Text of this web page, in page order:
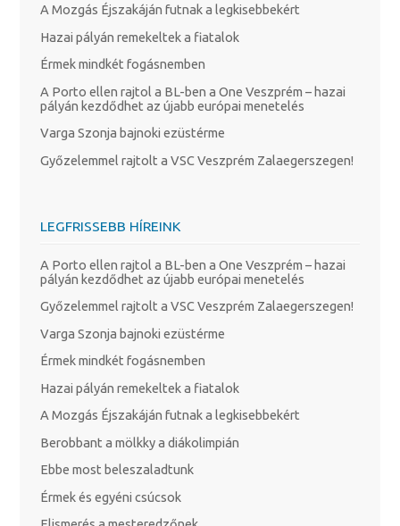
A Mozgás Éjszakáján futnak a legkisebbekért
Hazai pályán remekeltek a fiatalok
Érmek mindkét fogásnemben
A Porto ellen rajtol a BL-ben a One Veszprém – hazai
pályán kezdődhet az újabb európai menetelés
Varga Szonja bajnoki ezüstérme
Győzelemmel rajtolt a VSC Veszprém Zalaegerszegen!
LEGFRISSEBB HÍREINK
A Porto ellen rajtol a BL-ben a One Veszprém – hazai
pályán kezdődhet az újabb európai menetelés
Győzelemmel rajtolt a VSC Veszprém Zalaegerszegen!
Varga Szonja bajnoki ezüstérme
Érmek mindkét fogásnemben
Hazai pályán remekeltek a fiatalok
A Mozgás Éjszakáján futnak a legkisebbekért
Berobbant a mölkky a diákolimpián
Ebbe most beleszaladtunk
Érmek és egyéni csúcsok